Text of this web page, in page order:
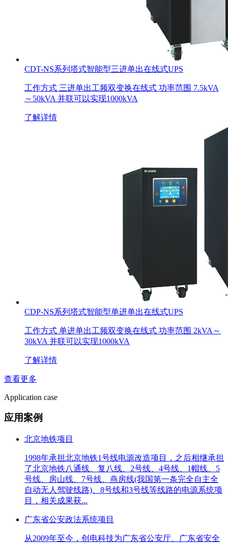
CDT-NS系列塔式智能型三进单出在线式UPS
工作方式 三进单出工频双变换在线式 功率范围 7.5kVA
～50kVA 并联可以实现1000kVA
了解详情
CDP-NS系列塔式智能型单进单出在线式UPS
工作方式 单进单出工频双变换在线式 功率范围 2kVA～
30kVA 并联可以实现1000kVA
了解详情
查看更多
Application case
应用案例
北京地铁项目
1998年承担北京地铁1号线电源改造项目，之后相继承担
了北京地铁八通线、复八线、2号线、4号线、1帽线、5
号线、房山线、7号线、燕房线(我国第一条完全自主全
自动无人驾驶线路)、8号线和3号线等线路的电源系统项
目，相关成果获...
广东省公安政法系统项目
从2009年至今，创电科技为广东省公安厅、广东省安全